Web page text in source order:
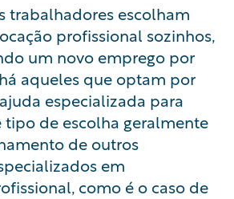
trabalhadores escolham
profissional sozinhos,
um novo emprego por
aqueles que optam por
especializada para
tipo de escolha geralmente
de outros
em
como é o caso de